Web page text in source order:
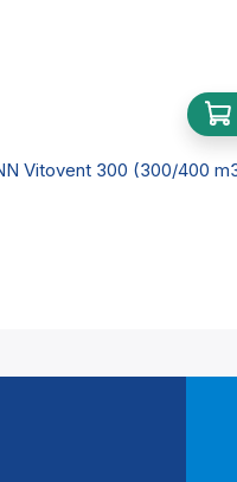
Vitovent 300 (300/400